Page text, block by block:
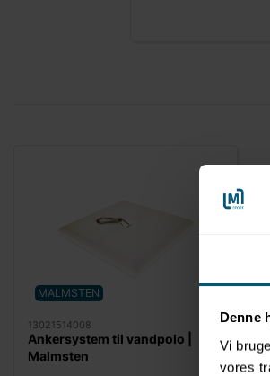
Denne
Vi
vores
MALMSTEN
13021514008
Ankersystem til vandpolo |
Malmsten